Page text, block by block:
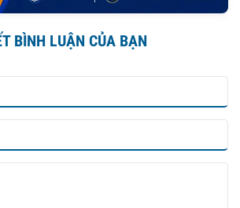
BÌNH LUẬN CỦA BẠN